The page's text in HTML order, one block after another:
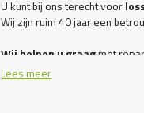
U kunt bij ons terecht voor
Wij zijn ruim 40 jaar een
Wij helpen u graagmet
- Vangrails ter bescherming
Lees meer